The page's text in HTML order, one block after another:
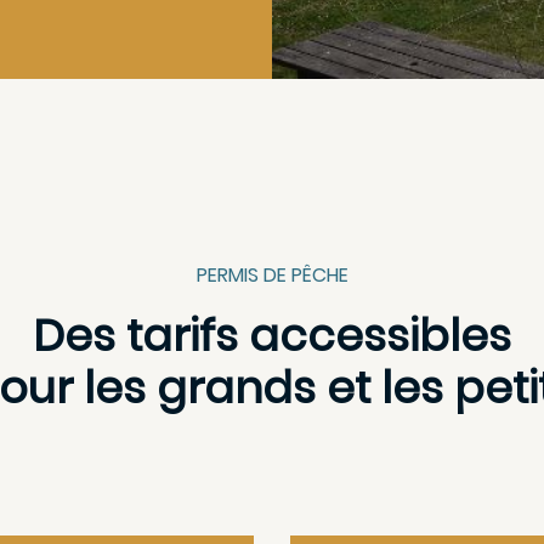
PERMIS DE PÊCHE
Des tarifs accessibles
les grands et les